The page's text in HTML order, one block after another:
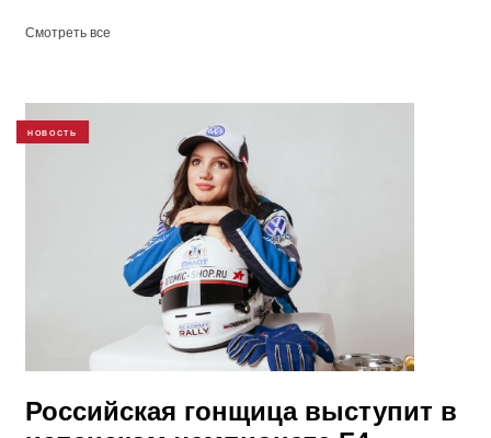
Смотреть все
НОВОСТЬ
Российская гонщица выступит в